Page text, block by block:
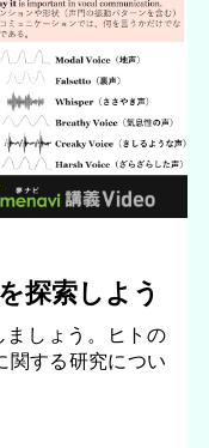
探索しよう
しょう。ヒトの
関する研究につい